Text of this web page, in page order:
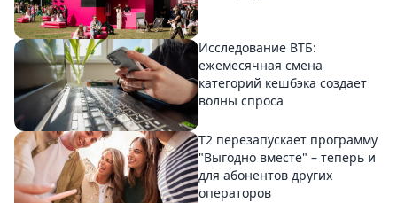
Исследование ВТБ:
ежемесячная смена
категорий кешбэка создает
волны спроса
Т2 перезапускает программу
"Выгодно вместе" – теперь и
для абонентов других
операторов